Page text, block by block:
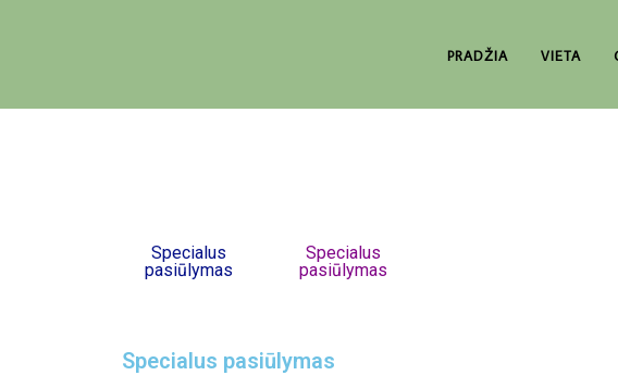
PRADŽIA VIETA
Specialus
pasiūlymas
Specialus
pasiūlymas
Specialus pasiūlymas